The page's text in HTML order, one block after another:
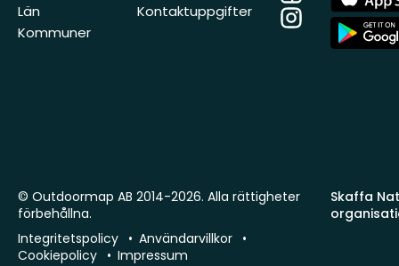
Län
Kommuner
Kontaktuppgifter
InstagramStore
App
Store
Skaffa
© Outdoormap AB 2014-2026. Alla rättigheter
förbehållna.
Integritetspolicy
Användarvillkor
Cookiepolicy
Impressum